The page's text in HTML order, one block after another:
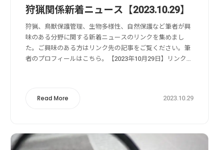
2023.10.29
狩猟関係新着ニュース【2023.10.29】
狩猟、鳥獣保護管理、生物多様性、自然保護など筆者が興
味のある分野に関する新着ニュースのリンクを集めまし
た。ご興味のある方はリンク先の記事をご覧ください。筆
者のプロフィールはこちら。【2023年10月29日】リンク
Read More